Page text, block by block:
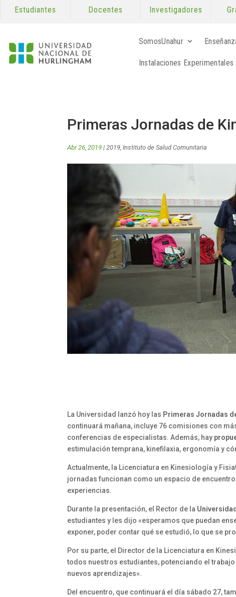
Estudiantes Docentes Investigadores
SomosUnahur
Instalaciones Experimentales
Primeras Jornadas de
Abr 26, 2019 |2019,Instituto de Salud Comunitaria
La Universidad lanzó hoy las Primeras Jornadas
continuará mañana, incluye 76 comisiones con
conferencias de especialistas. Además, hay
estimulación temprana, kinefilaxia, ergonomía y
Actualmente, la Licenciatura en Kinesiología y
jornadas funcionan como un espacio de
experiencias.
Durante la presentación, el Rector de la
estudiantes y les dijo «esperamos que puedan
exponer, poder contar qué se estudió, lo que se
Por su parte, el Director de la Licenciatura en
todos nuestros estudiantes, potenciando el
nuevos aprendizajes».
Del encuentro, que continuará el día sábado 27,